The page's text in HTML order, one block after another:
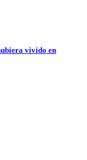
vivido en